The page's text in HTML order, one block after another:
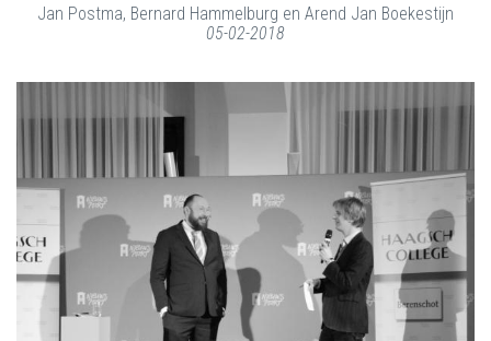
LEES MEER
Jan Postma, Bernard Hammelburg en Arend Jan Boekestijn
05-02-2018